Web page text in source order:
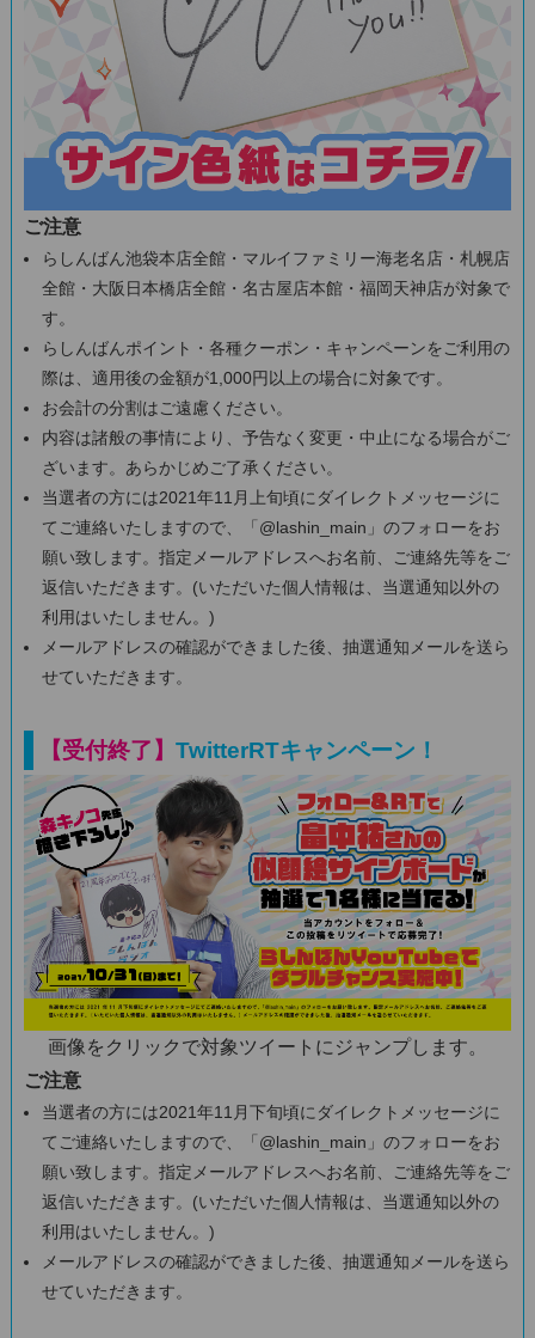
ご注意
らしんばん池袋本店全館・マルイファミリー海老名店・札幌店
全館・大阪日本橋店全館・名古屋店本館・福岡天神店が対象で
す。
らしんばんポイント・各種クーポン・キャンペーンをご利用の
際は、適用後の金額が1,000円以上の場合に対象です。
お会計の分割はご遠慮ください。
内容は諸般の事情により、予告なく変更・中止になる場合がご
ざいます。あらかじめご了承ください。
当選者の方には2021年11月上旬頃にダイレクトメッセージに
てご連絡いたしますので、「@lashin_main」のフォローをお
願い致します。指定メールアドレスへお名前、ご連絡先等をご
返信いただきます。(いただいた個人情報は、当選通知以外の
利用はいたしません。)
メールアドレスの確認ができました後、抽選通知メールを送ら
せていただきます。
【受付終了】 TwitterRTキャンペーン！
画像をクリックで対象ツイートにジャンプします。
ご注意
当選者の方には2021年11月下旬頃にダイレクトメッセージに
てご連絡いたしますので、「@lashin_main」のフォローをお
願い致します。指定メールアドレスへお名前、ご連絡先等をご
返信いただきます。(いただいた個人情報は、当選通知以外の
利用はいたしません。)
メールアドレスの確認ができました後、抽選通知メールを送ら
せていただきます。